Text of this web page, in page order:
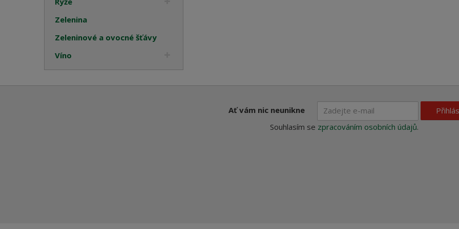
Zelenina
Zeleninové a ovocné šťávy
Víno
Ať vám nic neunikne
Souhlasím se zpracováním osobních údajů.